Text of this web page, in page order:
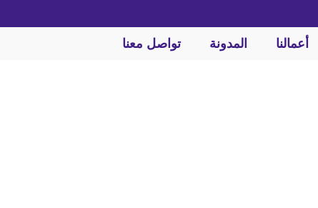
أعمالنا المدونة تواصل معنا